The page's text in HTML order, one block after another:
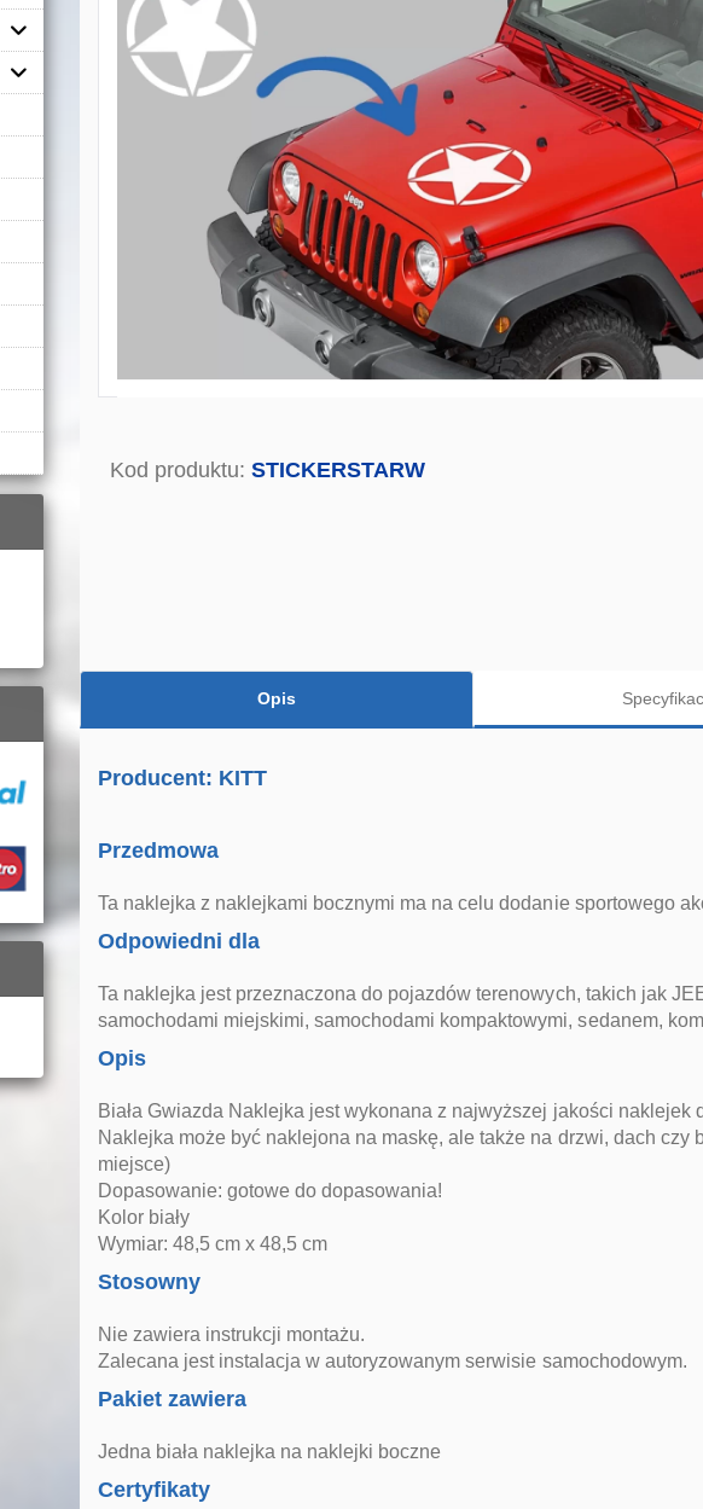
Kod produktu: STICKERSTARW
Opis
Producent: KITT
Przedmowa
Ta naklejka z naklejkami bocznymi ma na celu dodanie sportowego
Odpowiedni dla
Ta naklejka jest przeznaczona do pojazdów terenowych, takich jak
samochodami miejskimi, samochodami kompaktowymi, sedanem,
Opis
Biała Gwiazda Naklejka jest wykonana z najwyższej jakości naklejek
Naklejka może być naklejona na maskę, ale także na drzwi, dach
miejsce)
Dopasowanie: gotowe do dopasowania!
Kolor biały
Wymiar: 48,5 cm x 48,5 cm
Stosowny
Nie zawiera instrukcji montażu.
Zalecana jest instalacja w autoryzowanym serwisie samochodowym.
Pakiet zawiera
Jedna biała naklejka na naklejki boczne
Certyfikaty